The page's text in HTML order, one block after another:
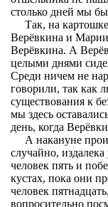
столько дней мы
Так, на
Верёвкина и
Верёвкина. А
целыми днями
Среди ничем не
говорили, так как
существования к
мы здесь
день, когда
А накануне
случайно,
человек пять и
кустах, пока они
человек
вопросительно